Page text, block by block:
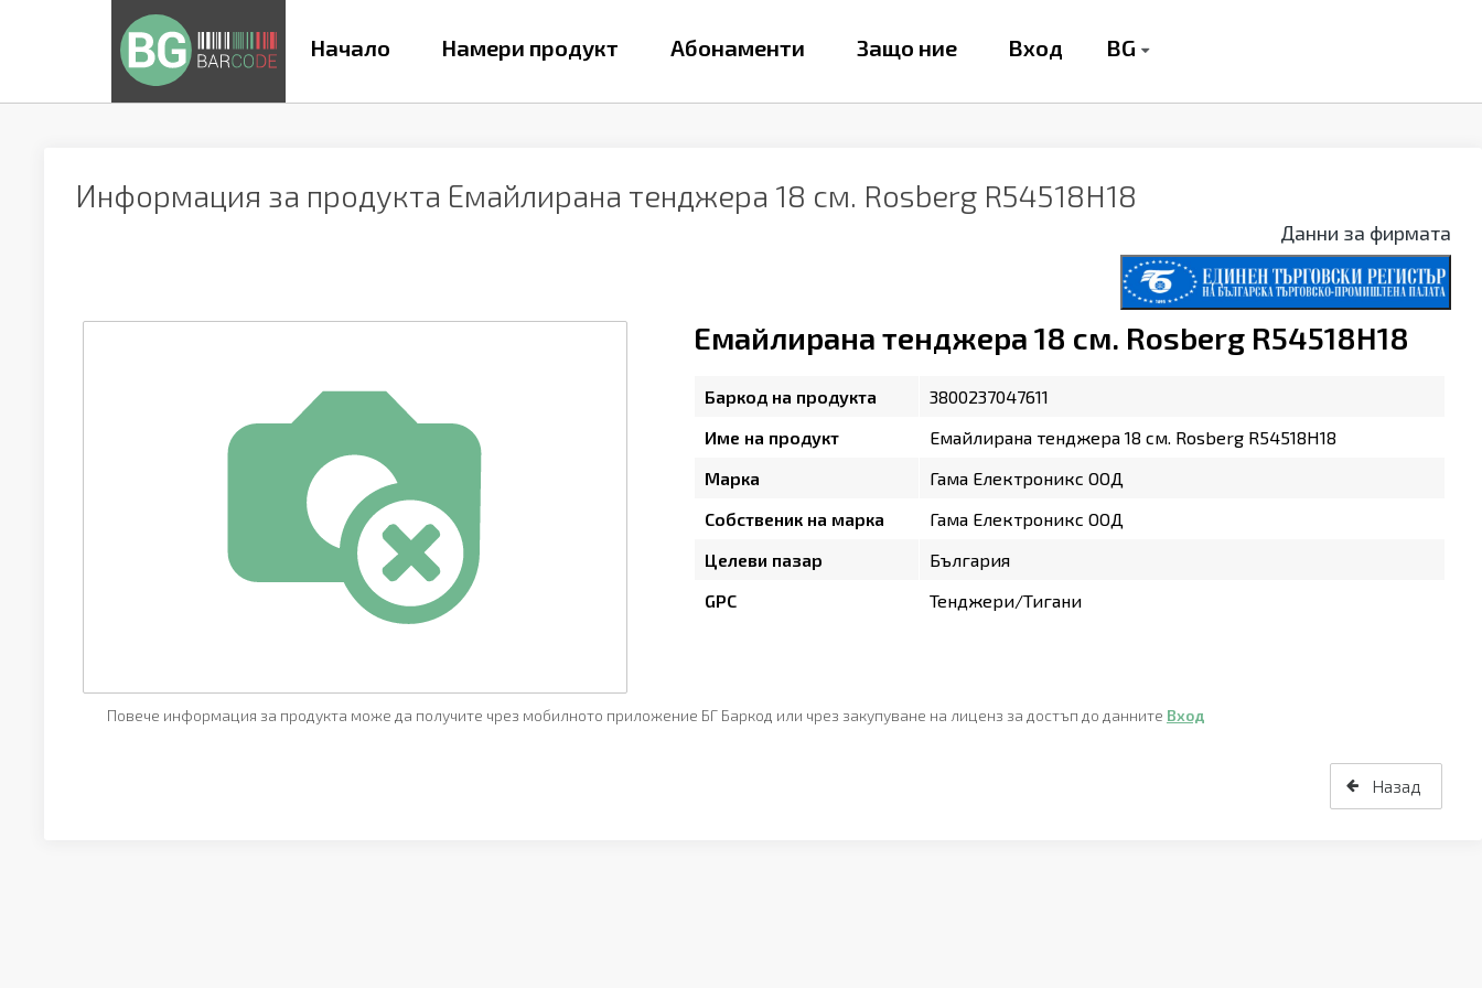
Начало Намери продукт Абонаменти Защо ние Вход BG
Информация за продукта Емайлирана тенджера 18 см. Rosberg R54518H18
Данни за фирмата
Емайлирана тенджера 18 см. Rosberg R54518H18
Баркод на продукта
3800237047611
Име на продукт
Емайлирана тенджера 18 см. Rosberg R54518H18
Марка
Гама Електроникс ООД
Собственик на марка
Гама Електроникс ООД
Целеви пазар
България
GPC
Тенджери/Тигани
Повече информация за продукта може да получите чрез мобилното приложение БГ Баркод или чрез закупуване на лиценз за достъп до данните Вход
Назад